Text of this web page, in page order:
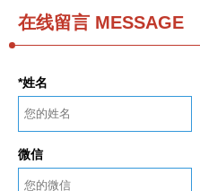
在线留言 MESSAGE
*姓名
微信